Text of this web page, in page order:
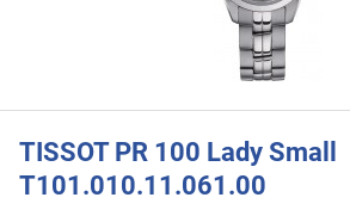
TISSOT PR 100 Lady Small
T101.010.11.061.00